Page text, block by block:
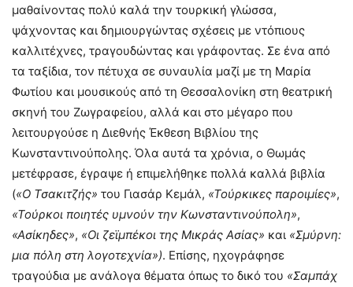
μαθαίνοντας πολύ καλά την τουρκική γλώσσα,
ψάχνοντας και δημιουργώντας σχέσεις με ντόπιους
καλλιτέχνες, τραγουδώντας και γράφοντας. Σε ένα από
τα ταξίδια, τον πέτυχα σε συναυλία μαζί με τη Μαρία
Φωτίου και μουσικούς από τη Θεσσαλονίκη στη θεατρική
σκηνή του Ζωγραφείου, αλλά και στο μέγαρο που
λειτουργούσε η Διεθνής Έκθεση Βιβλίου της
Κωνσταντινούπολης. Όλα αυτά τα χρόνια, ο Θωμάς
μετέφρασε, έγραψε ή επιμελήθηκε πολλά καλλά βιβλία
(«Ο Τσακιτζής» του Γιασάρ Κεμάλ, «Τούρκικες παροιμίες»,
«Τούρκοι ποιητές υμνούν την Κωνσταντινούπολη»,
«Ασίκηδες», «Οι ζεϊμπέκοι της Μικράς Ασίας» και «Σμύρνη:
μια πόλη στη λογοτεχνία»). Επίσης, ηχογράφησε
τραγούδια με ανάλογα θέματα όπως το δικό του «Σαμπάχ